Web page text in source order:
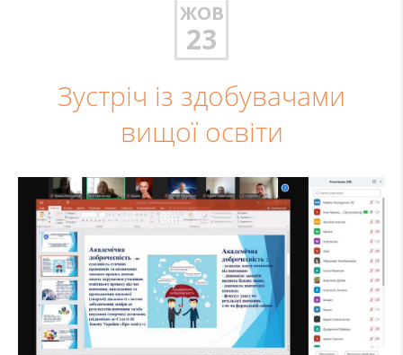
ЖОВ
23
Зустріч із здобувачами
вищої освіти